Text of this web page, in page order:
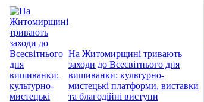
На Житомирщині тривають
заходи до Всесвітнього дня
вишиванки: культурно-
мистецькі платформи, виставки
та благодійні виступи